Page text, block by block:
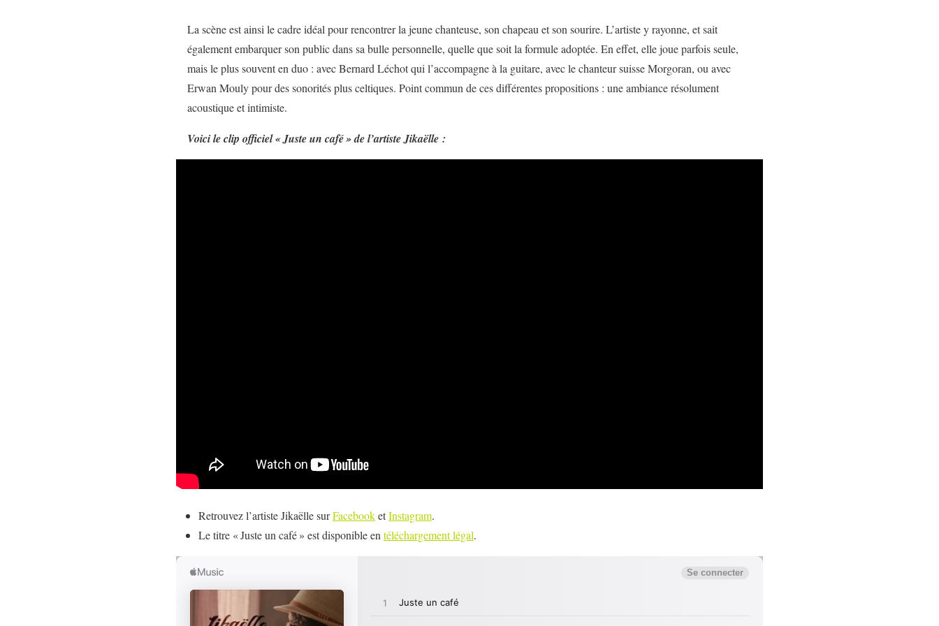
La scène est ainsi le cadre idéal pour rencontrer la jeune chanteuse, son chapeau et son sourire. L’artiste y rayonne, et sait
également embarquer son public dans sa bulle personnelle, quelle que soit la formule adoptée. En effet, elle joue parfois seule,
mais le plus souvent en duo : avec Bernard Léchot qui l’accompagne à la guitare, avec le chanteur suisse Morgoran, ou avec
Erwan Mouly pour des sonorités plus celtiques. Point commun de ces différentes propositions : une ambiance résolument
acoustique et intimiste.
Voici le clip officiel « Juste un café » de l’artiste Jikaëlle :
Retrouvez l’artiste Jikaëlle surFacebooketInstagram.
Le titre « Juste un café » est disponible entéléchargement légal.